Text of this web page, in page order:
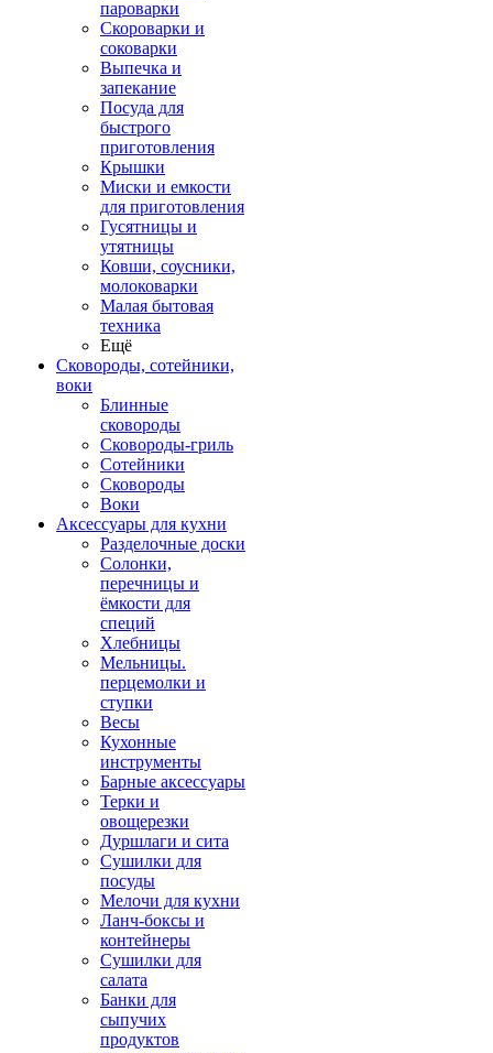
пароварки
Скороварки и
соковарки
Выпечка и
запекание
Посуда для
быстрого
приготовления
Крышки
Миски и емкости
для приготовления
Гусятницы и
утятницы
Ковши, соусники,
молоковарки
Малая бытовая
техника
Ещё
Сковороды, сотейники,
воки
Блинные
сковороды
Сковороды-гриль
Сотейники
Сковороды
Воки
Аксессуары для кухни
Разделочные доски
Солонки,
перечницы и
ёмкости для
специй
Хлебницы
Мельницы.
перцемолки и
ступки
Весы
Кухонные
инструменты
Барные аксессуары
Терки и
овощерезки
Дуршлаги и сита
Сушилки для
посуды
Мелочи для кухни
Ланч-боксы и
контейнеры
Сушилки для
салата
Банки для
сыпучих
продуктов